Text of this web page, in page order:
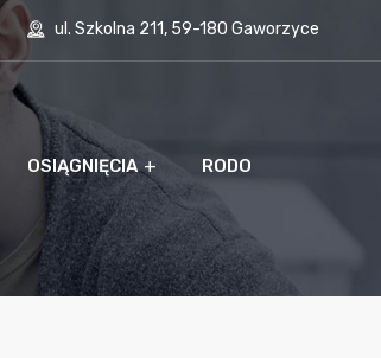
ul. Szkolna 211, 59-180 Gaworzyce
OSIĄGNIĘCIA RODO